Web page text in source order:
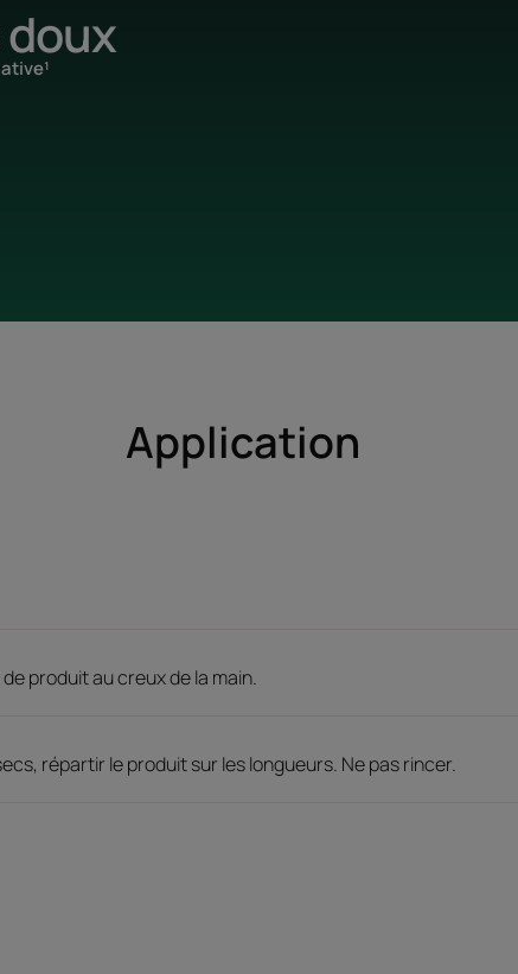
Application
produit au creux de la main.
répartir le produit sur les longueurs. Ne pas rincer.